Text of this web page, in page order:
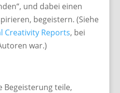
und dabei einen
begeistern. (Siehe
Creativity Reports, bei
war.)
Begeisterung teile,